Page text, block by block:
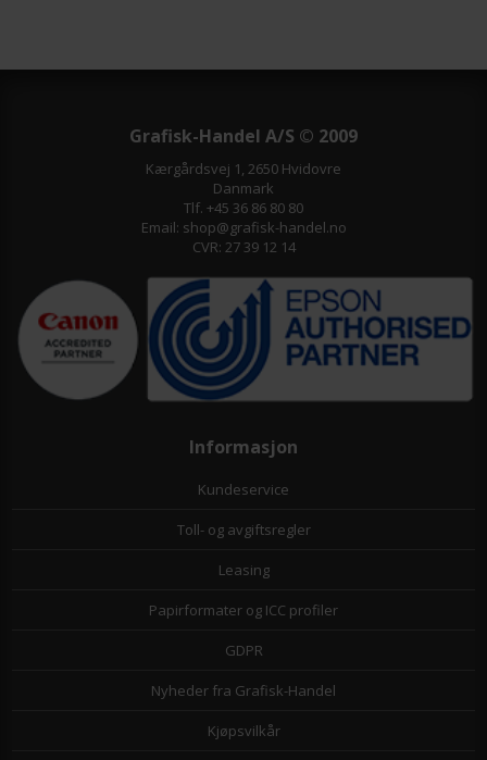
Grafisk-Handel A/S © 2009
Kærgårdsvej 1, 2650 Hvidovre
Danmark
Tlf. +45 36 86 80 80
Email: shop@grafisk-handel.no
CVR: 27 39 12 14
Informasjon
Kundeservice
Toll- og avgiftsregler
Leasing
Papirformater og ICC profiler
GDPR
Nyheder fra Grafisk-Handel
Kjøpsvilkår